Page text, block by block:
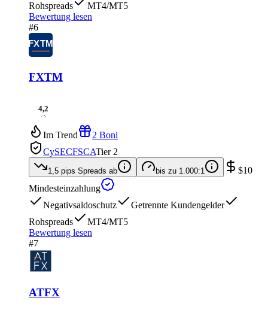
Rohspreads
MT4/MT5
Bewertung lesen
#6
FXTM
4,2
/ 5
Im Trend
2 Boni
CySECFSCATier 2
1,5 pips Spreads ab bis zu 1.000:1
$10
Mindesteinzahlung
Negativsaldoschutz
Getrennte Kundengelder
Rohspreads
MT4/MT5
Bewertung lesen
#7
ATFX